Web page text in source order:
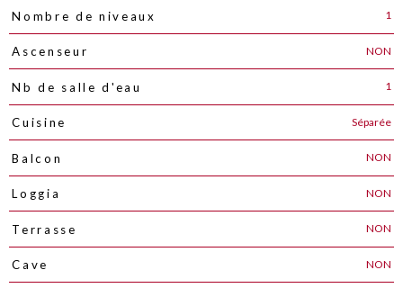
Nombre de niveaux 1
Ascenseur NON
Nb de salle d'eau 1
Cuisine Séparée
Balcon NON
Loggia NON
Terrasse NON
Cave NON